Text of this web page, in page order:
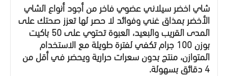
شاي اخضر سيلاني عضوي فاخر من أجود أنواع الشاي
الأخضر بمذاق غني وفوائد لا حصر لها تعزز صحتك على
المدى القريب والبعيد، العبوة تحتوي على 50 باكيت
بوزن 100 جرام تكفي لفترة طويلة مع الاستخدام
المتوازن، منتج بدون سعرات حرارية ويحضر في أقل من
4 دقائق بسهولة.